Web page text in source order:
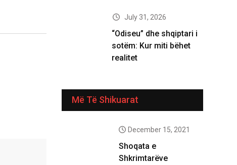
July 31, 2026
“Odiseu” dhe shqiptari i
sotëm: Kur miti bëhet
realitet
Më Të Shikuarat
December 15, 2021
Shoqata e
Shkrimtarëve